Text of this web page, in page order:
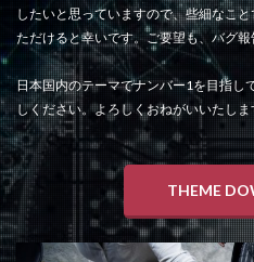
したいと思っていますので、些細なこ
ただけると幸いです。ご要望も、バグ報
日本国内のテーマでナンバー1を目指し
しください。よろしくおねがいいたしま
THEME